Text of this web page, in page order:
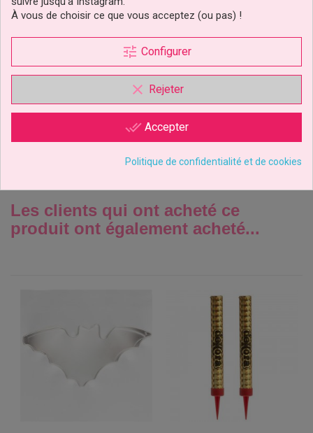
Emporte-Pièce Métal
Prix
1,90 €
Ajouter au panier
Les clients qui ont acheté ce
produit ont également acheté...
À vous de choisir ce que vous acceptez (ou pas) !
tune Configurer
clear Rejeter
done_all Accepter
Politique de confidentialité et de cookies